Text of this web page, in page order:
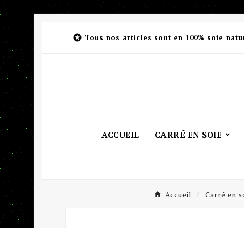
 Tous nos articles sont en 100% soie
ACCUEIL CARRÉ EN SOIE
Accueil Carré en